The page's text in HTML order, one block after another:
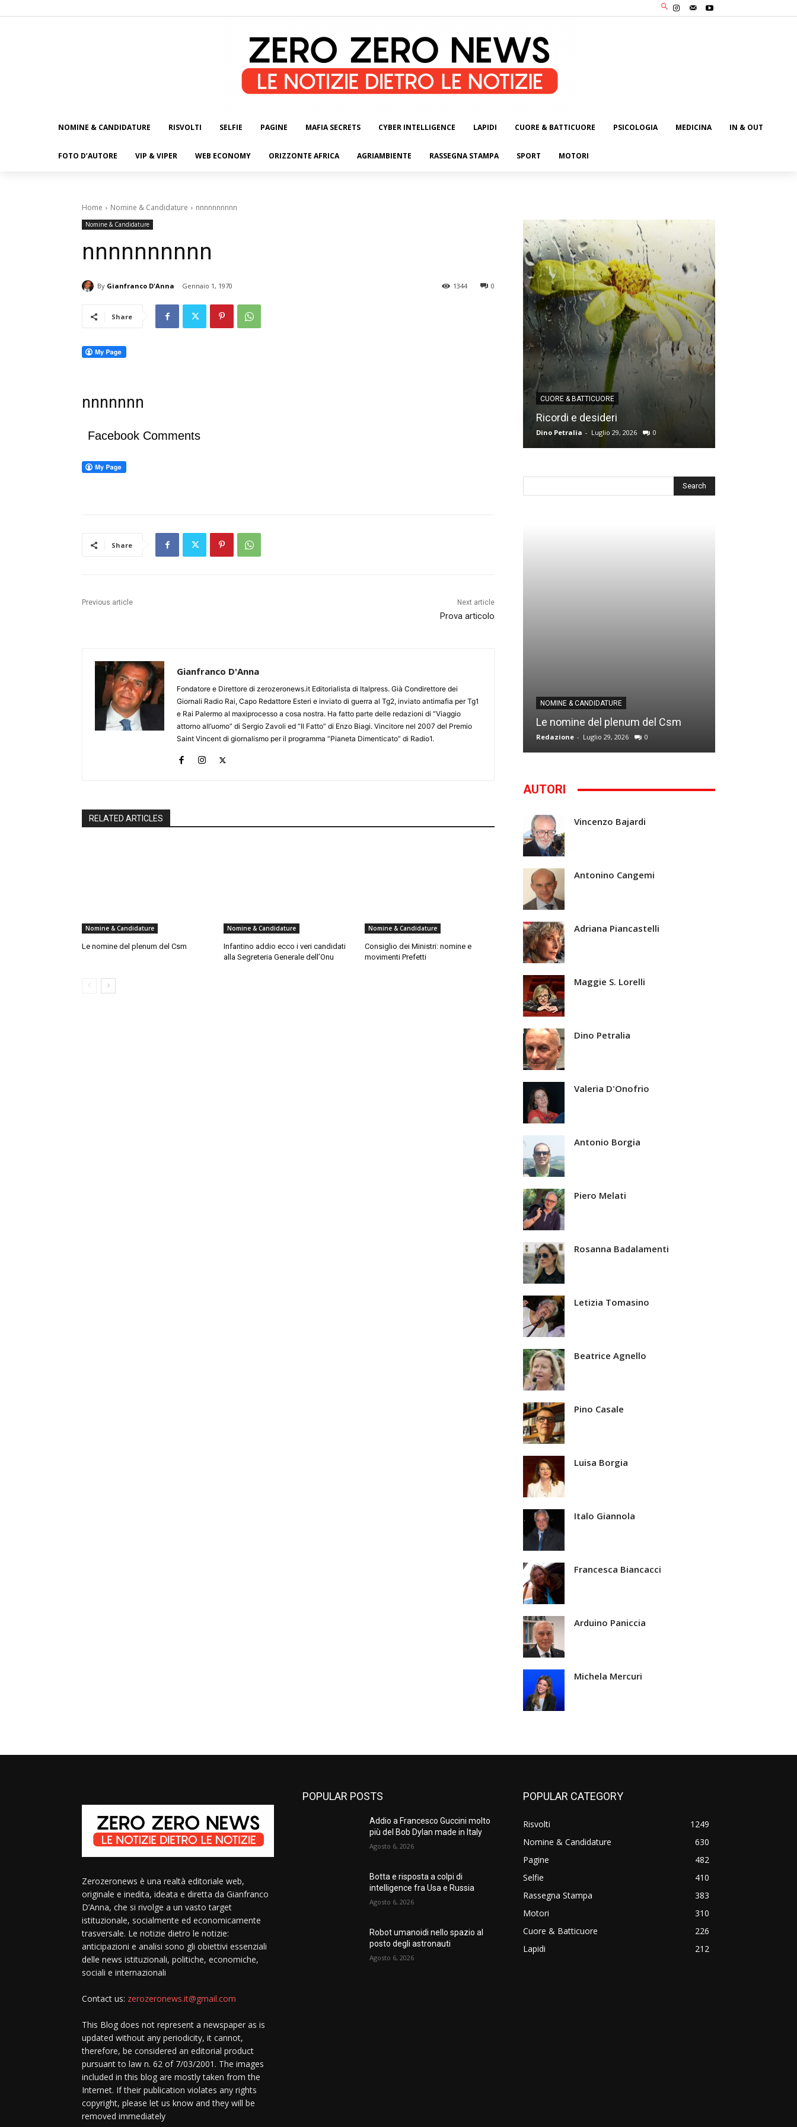
NOMINE & CANDIDATURE RISVOLTI SELFIE PAGINE MAFIA SECRETS CYBER INTELLIGENCE LAPIDI CUORE & BATTICUORE PSICOLOGIA MEDICINA IN & OUT
FOTO D’AUTORE VIP & VIPER WEB ECONOMY ORIZZONTE AFRICA AGRIAMBIENTE RASSEGNA STAMPA SPORT MOTORI
Home Nomine & Candidature nnnnnnnnnn
Nomine & Candidature
nnnnnnnnnn
By Gianfranco D'Anna Gennaio 1, 1970 0
1344
Share
nnnnnnn
Facebook Comments
Share
Previous article Next article
Prova articolo
Gianfranco D'Anna
Fondatore e Direttore di zerozeronews.it Editorialista di Italpress. Già Condirettore dei
Giornali Radio Rai, Capo Redattore Esteri e inviato di guerra al Tg2, inviato antimafia per Tg1
e Rai Palermo al maxiprocesso a cosa nostra. Ha fatto parte delle redazioni di “Viaggio
attorno all’uomo” di Sergio Zavoli ed “Il Fatto” di Enzo Biagi. Vincitore nel 2007 del Premio
Saint Vincent di giornalismo per il programma “Pianeta Dimenticato” di Radio1.
RELATED ARTICLES
Nomine & Candidature
Le nomine del plenum del Csm
Nomine & Candidature
Infantino addio ecco i veri candidati
alla Segreteria Generale dell’Onu
Nomine & Candidature
Consiglio dei Ministri: nomine e
movimenti Prefetti
CUORE & BATTICUORE
Ricordi e desideri
Dino Petralia - Luglio 29, 2026 0
NOMINE & CANDIDATURE
Le nomine del plenum del Csm
Redazione - Luglio 29, 2026 0
AUTORI
Vincenzo Bajardi
Antonino Cangemi
Adriana Piancastelli
Maggie S. Lorelli
Dino Petralia
Valeria D'Onofrio
Antonio Borgia
Piero Melati
Rosanna Badalamenti
Letizia Tomasino
Beatrice Agnello
Pino Casale
Luisa Borgia
Italo Giannola
Francesca Biancacci
Arduino Paniccia
Michela Mercuri
Zerozeronews è una realtà editoriale web,
originale e inedita, ideata e diretta da Gianfranco
D’Anna, che si rivolge a un vasto target
istituzionale, socialmente ed economicamente
trasversale. Le notizie dietro le notizie:
anticipazioni e analisi sono gli obiettivi essenziali
delle news istituzionali, politiche, economiche,
sociali e internazionali
Contact us: zerozeronews.it@gmail.com
This Blog does not represent a newspaper as is
updated without any periodicity, it cannot,
therefore, be considered an editorial product
pursuant to law n. 62 of 7/03/2001. The images
included in this blog are mostly taken from the
Internet. If their publication violates any rights
copyright, please let us know and they will be
removed immediately
POPULAR POSTS
Addio a Francesco Guccini molto
più del Bob Dylan made in Italy
Agosto 6, 2026
Botta e risposta a colpi di
intelligence fra Usa e Russia
Agosto 6, 2026
Robot umanoidi nello spazio al
posto degli astronauti
Agosto 6, 2026
POPULAR CATEGORY
Risvolti
1249
Nomine & Candidature
630
Pagine
482
Selfie
410
Rassegna Stampa
383
Motori
310
Cuore & Batticuore
226
Lapidi
212